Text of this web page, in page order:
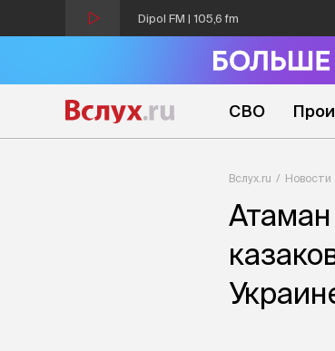
Dipol FM | 105,6 fm
СВО
Вслух.ru Новости